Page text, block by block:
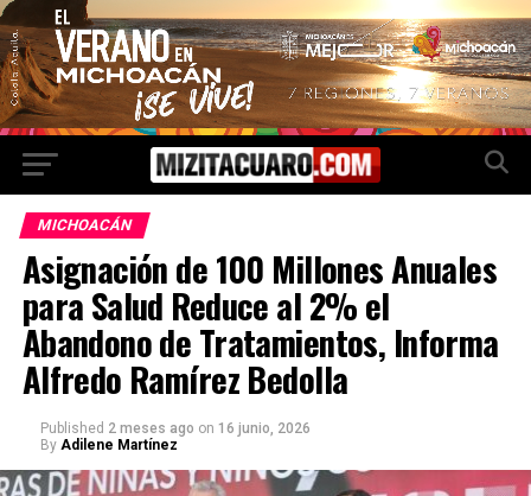
MICHOACÁN
Asignación de 100 Millones Anuales
para Salud Reduce al 2% el
Abandono de Tratamientos, Informa
Alfredo Ramírez Bedolla
Published 2 meses ago on 16 junio, 2026
By Adilene Martínez